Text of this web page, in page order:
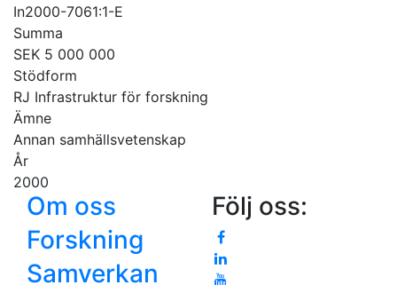
In2000-7061:1-E
Summa
SEK 5 000 000
Stödform
RJ Infrastruktur för forskning
Ämne
Annan samhällsvetenskap
År
2000
Om oss
Forskning
Samverkan
Följ oss: